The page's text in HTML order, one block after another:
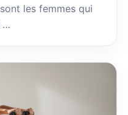
les femmes qui
…